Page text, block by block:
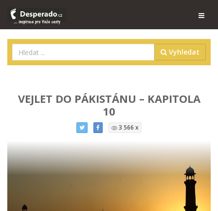
Vyhledat
VEJLET DO PÁKISTÁNU – KAPITOLA
10
3 566 x